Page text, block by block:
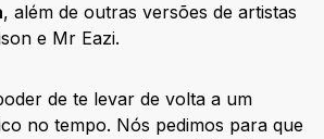
, além de outras versões de artistas
e Mr Eazi.
de te levar de volta a um
no tempo. Nós pedimos para que